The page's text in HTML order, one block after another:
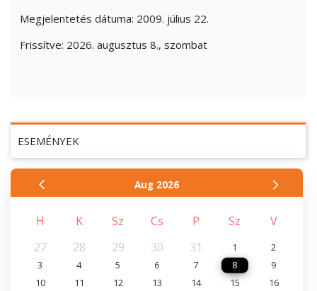
ESEMÉNYEK
Aug 2026
H K Sz Cs P Sz
V
27
28 29 30 31 1
2
3
4 5 6 7 8
9
10
11 12 13 14 15
16
Megjelentetés dátuma: 2009. július 22.
Frissítve: 2026. augusztus 8., szombat